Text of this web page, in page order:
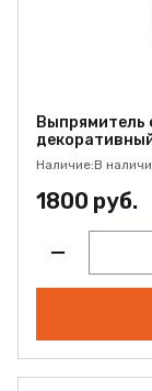
Наличие:В
1800 руб.